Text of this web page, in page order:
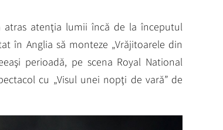
atras atenţia lumii încă de la începutul
în Anglia să monteze „Vrăjitoarele din
perioadă, pe scena Royal National
cu „Visul unei nopţi de vară” de